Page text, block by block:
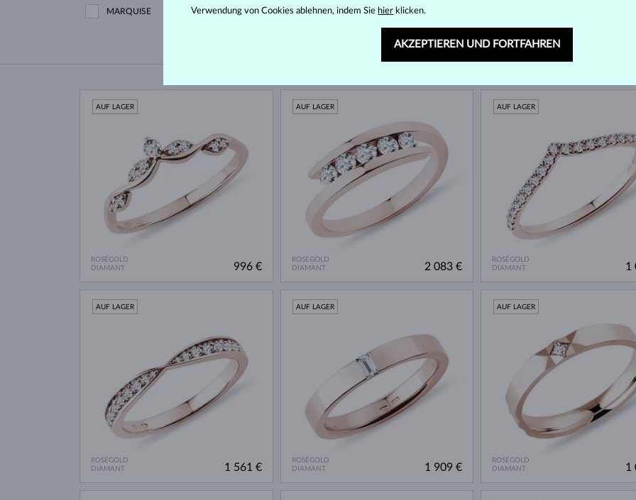
MARQUISE
ROSÉGOLD
DIAMANT
AUF LAGER
996 €
ROSÉGOLD
DIAMANT
AUF LAGER
2 083 €
ROSÉGOLD
DIAMANT
AUF LAGER
1
ROSÉGOLD
DIAMANT
AUF LAGER
1 561 €
ROSÉGOLD
DIAMANT
AUF LAGER
1 909 €
ROSÉGOLD
DIAMANT
AUF LAGER
1
Verwendung von Cookies ablehnen, indem Sie hier klicken.
AKZEPTIEREN UND FORTFAHREN